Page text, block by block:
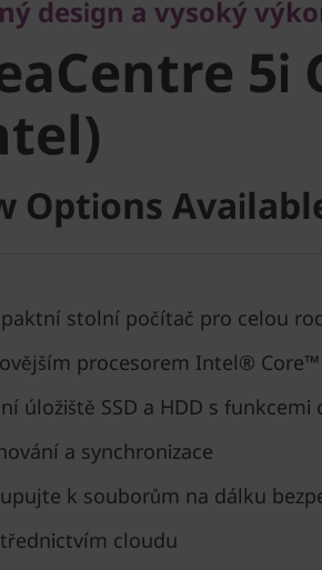
5i
design a vysoký
5i
Options
stolní počítač pro celou
procesorem Intel® Core™
úložiště SSD a HDD s funkcemi
a synchronizace
k souborům na dálku
cloudu